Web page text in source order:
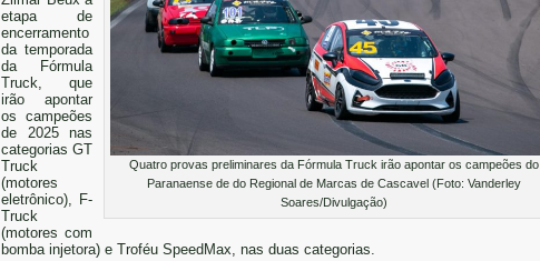
Quatro provas preliminares da Fórmula Truck irão apontar os campeões do
Paranaense de do Regional de Marcas de Cascavel (Foto: Vanderley
Soares/Divulgação)
etapa de
encerramento
da temporada
da Fórmula
Truck, que
irão apontar
os campeões
de 2025 nas
categorias GT
Truck
(motores
eletrônico), F-
Truck
(motores com
bomba injetora) e Troféu SpeedMax, nas duas categorias.